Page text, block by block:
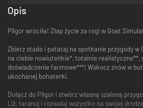
Opis
Pilgor wróciła! Złap życie za rogi w Goat
Zbierz stado i patataj na spotkanie przygody w
na ciebie nowiuteńkie*, totalnie realistyczne**,
doświadczenie farmowe***! Wskocz znów w
ukochanej bohaterki.
Dołącz do Pilgor i stwórz własną szaloną
Liż, taranuj i rozwalaj wszystko na swojej